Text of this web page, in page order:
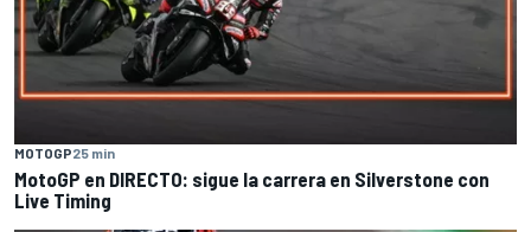
MOTOGP25 min
MotoGP en DIRECTO: sigue la carrera en Silverstone con
Live Timing